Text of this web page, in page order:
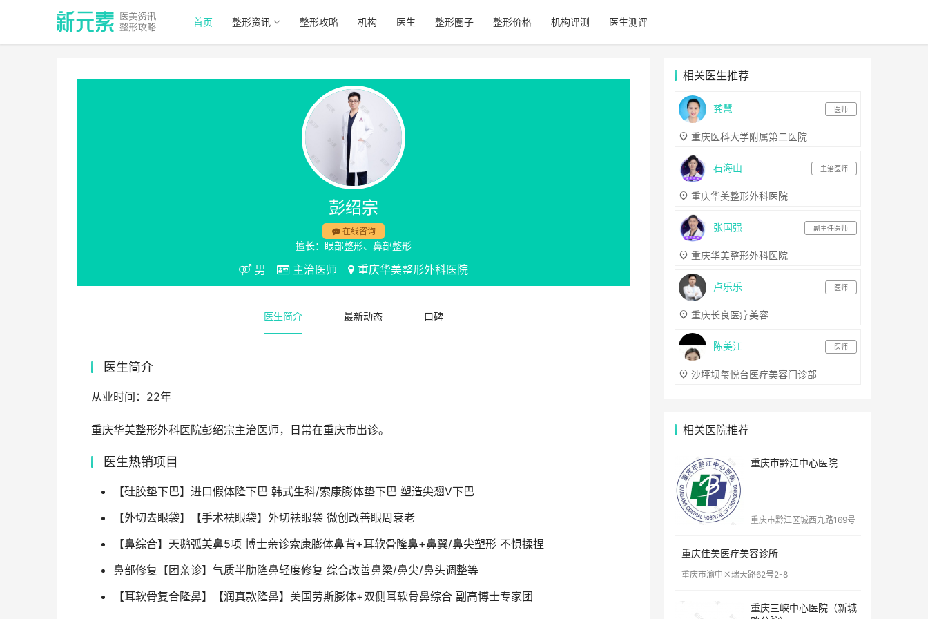
首页 整形资讯 整形攻略 机构 医生 整形圈子 整形价格 机构评测 医生测评
彭绍宗
在线咨询
擅长：眼部整形、鼻部整形
男 主治医师 重庆华美整形外科医院
医生简介 最新动态 口碑
医生简介
从业时间：22年
重庆华美整形外科医院彭绍宗主治医师，日常在重庆市出诊。
医生热销项目
【硅胶垫下巴】进口假体隆下巴 韩式生科/索康膨体垫下巴 塑造尖翘V下巴
【外切去眼袋】【手术祛眼袋】外切祛眼袋 微创改善眼周衰老
【鼻综合】天鹅弧美鼻5项 博士亲诊索康膨体鼻背+耳软骨隆鼻+鼻翼/鼻尖塑形 不惧揉捏
鼻部修复【团亲诊】气质半肋隆鼻轻度修复 综合改善鼻梁/鼻尖/鼻头调整等
【耳软骨复合隆鼻】【润真款隆鼻】美国劳斯膨体+双侧耳软骨鼻综合 副高博士专家团
相关医生推荐
龚慧 医师
重庆医科大学附属第二医院
石海山 主治医师
重庆华美整形外科医院
张国强 副主任医师
重庆华美整形外科医院
卢乐乐 医师
重庆长良医疗美容
陈美江 医师
沙坪坝玺悦台医疗美容门诊部
相关医院推荐
重庆市黔江中心医院
重庆市黔江区城西九路169号
重庆佳美医疗美容诊所
重庆市渝中区瑞天路62号2-8
重庆三峡中心医院（新城